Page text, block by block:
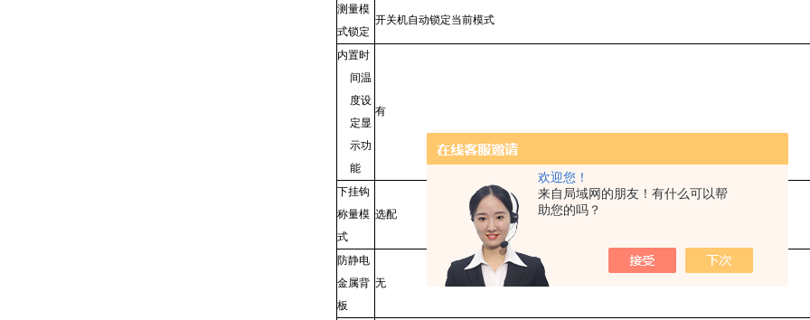
欢迎您！
来自局域网的朋友！有什么可以帮
助您的吗？
测量模
式锁定
开关机自动锁定当前模式
内置时
间温
度设
定显
示功
能
有
下挂钩
称量模
式
选配
防静电
金属背
板
无